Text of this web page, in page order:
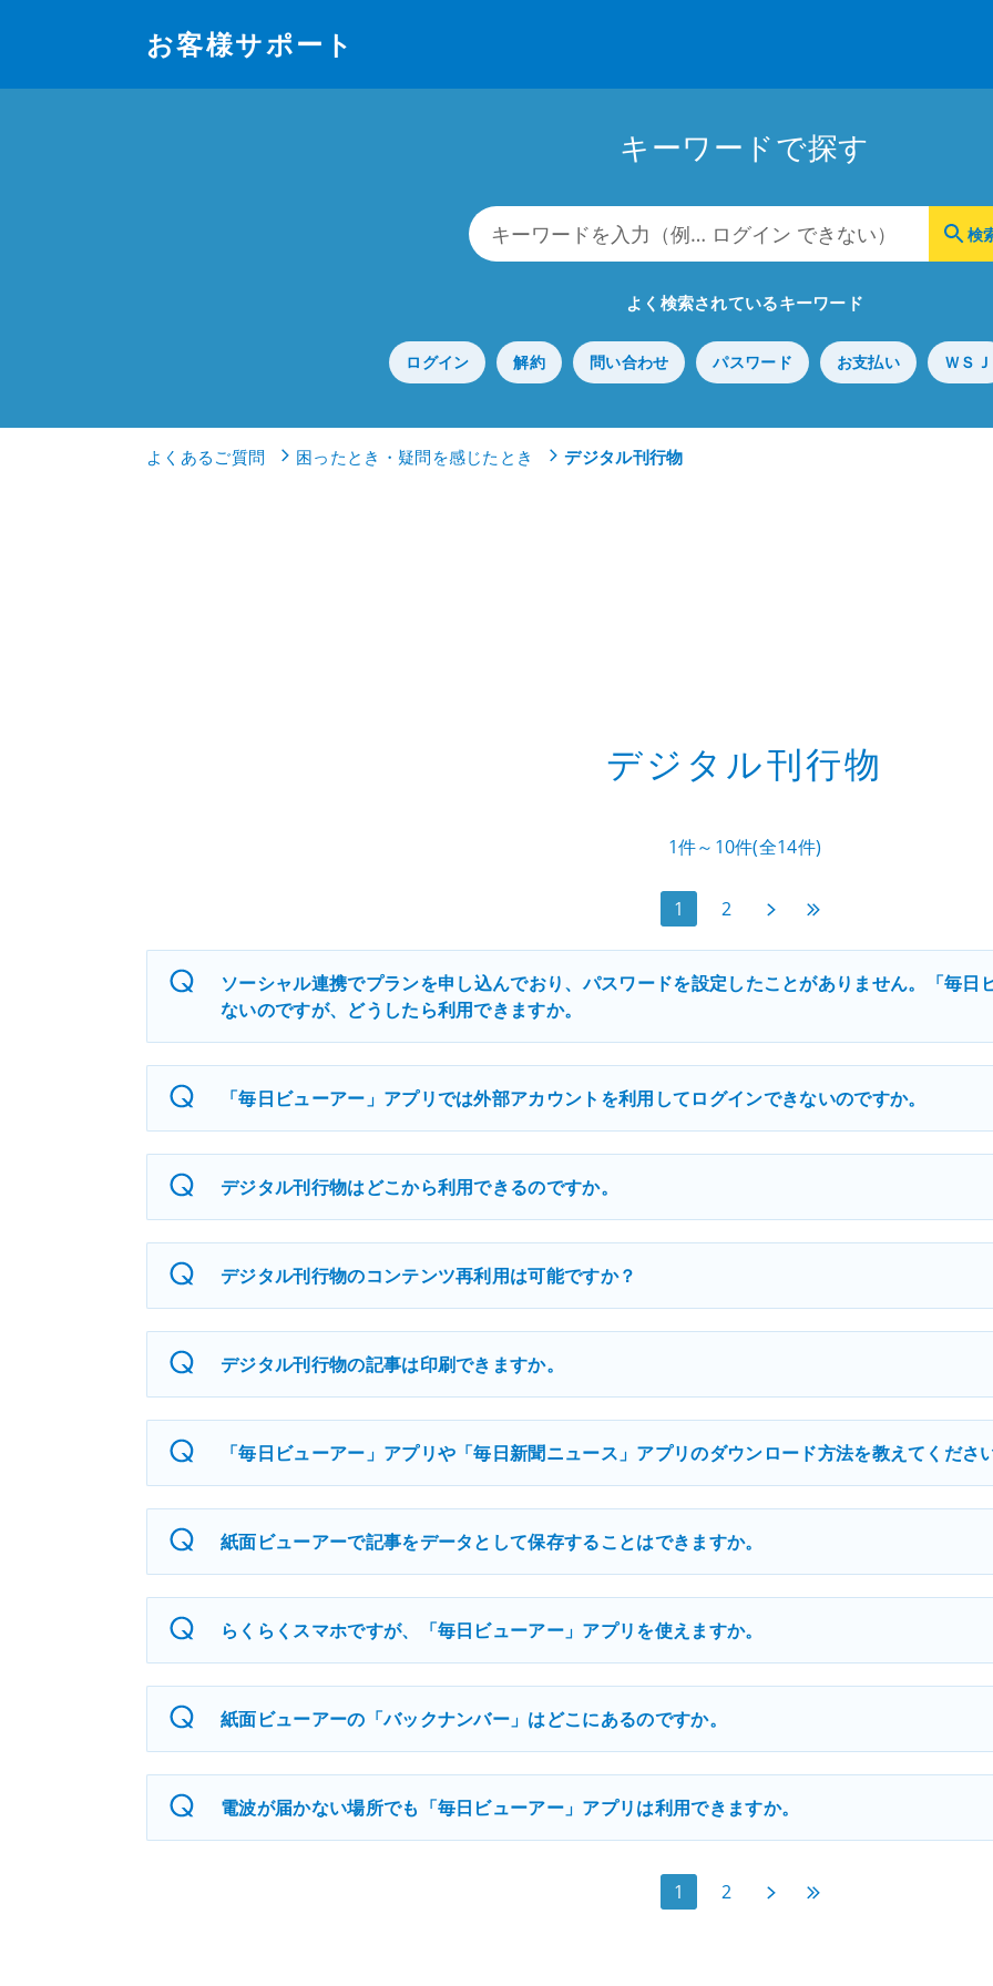
お客様サポート
キーワードで探す
よく検索されているキーワード
ログイン 解約 問い合わせ パスワード お支払い ＷＳＪ
よくあるご質問 困ったとき・疑問を感じたとき デジタル刊行物
デジタル刊行物
1件～10件(全14件)
1 2 次へ
ソーシャル連携でプランを申し込んでおり、パスワードを設定したことがありません。「毎日
ないのですが、どうしたら利用できますか。
「毎日ビューアー」アプリでは外部アカウントを利用してログインできないのですか。
デジタル刊行物はどこから利用できるのですか。
デジタル刊行物のコンテンツ再利用は可能ですか？
デジタル刊行物の記事は印刷できますか。
「毎日ビューアー」アプリや「毎日新聞ニュース」アプリのダウンロード方法を教えてくださ
紙面ビューアーで記事をデータとして保存することはできますか。
らくらくスマホですが、「毎日ビューアー」アプリを使えますか。
紙面ビューアーの「バックナンバー」はどこにあるのですか。
電波が届かない場所でも「毎日ビューアー」アプリは利用できますか。
1 2 次へ